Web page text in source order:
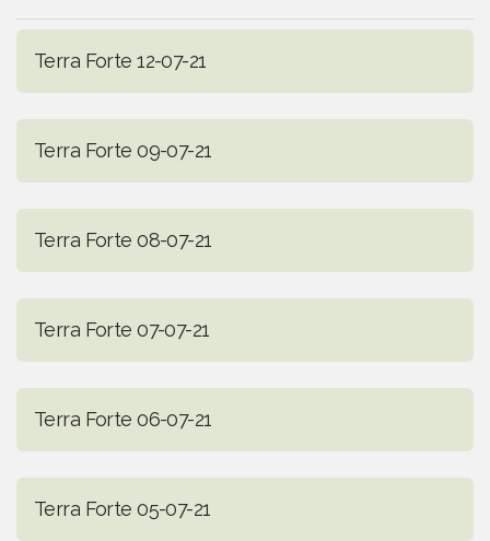
Terra Forte 12-07-21
Terra Forte 09-07-21
Terra Forte 08-07-21
Terra Forte 07-07-21
Terra Forte 06-07-21
Terra Forte 05-07-21